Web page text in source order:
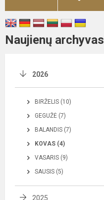
Naujienų archyvas
2026
BIRŽELIS (10)
GEGUŽĖ (7)
BALANDIS (7)
KOVAS (4)
VASARIS (9)
SAUSIS (5)
2025